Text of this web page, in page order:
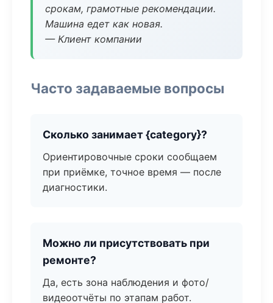
срокам, грамотные рекомендации.
Машина едет как новая.
— Клиент компании
Часто задаваемые вопросы
Сколько занимает {category}?
Ориентировочные сроки сообщаем
при приёмке, точное время — после
диагностики.
Можно ли присутствовать при
ремонте?
Да, есть зона наблюдения и фото/
видеоотчёты по этапам работ.